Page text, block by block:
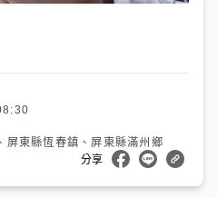
屏東縣恆春鎮、屏東縣滿州鄉
分享